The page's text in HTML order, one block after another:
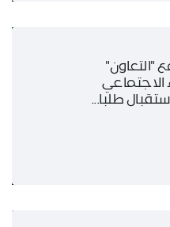
"التعاون"
الاجتماعي
طلبا...